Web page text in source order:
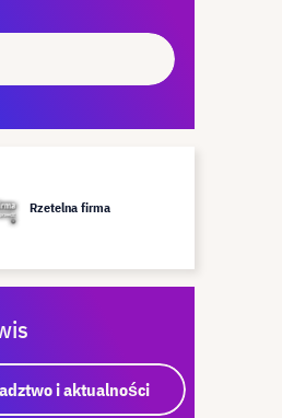
Rzetelna firma
i aktualności